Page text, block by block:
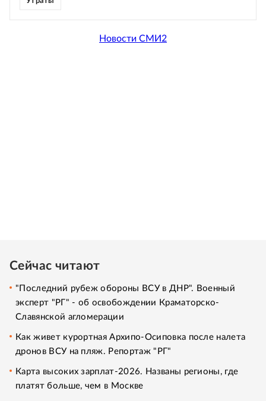
Новости СМИ2
Сейчас читают
"Последний рубеж обороны ВСУ в ДНР". Военный
эксперт "РГ" - об освобождении Краматорско-
Славянской агломерации
Как живет курортная Архипо-Осиповка после налета
дронов ВСУ на пляж. Репортаж "РГ"
Карта высоких зарплат-2026. Названы регионы, где
платят больше, чем в Москве